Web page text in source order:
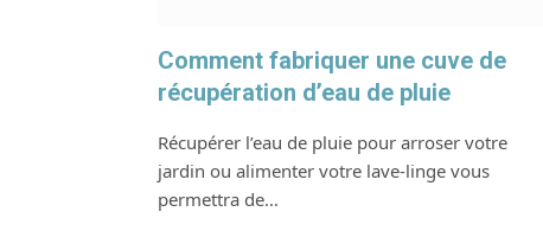
Comment fabriquer une cuve de
récupération d’eau de pluie
Récupérer l’eau de pluie pour arroser votre
jardin ou alimenter votre lave-linge vous
permettra de…